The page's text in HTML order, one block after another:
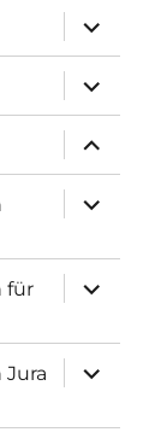
öffnen
öffnen
öffnen
öffnen
für
öffnen
öffnen